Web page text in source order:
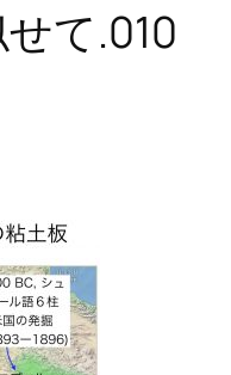
て.010